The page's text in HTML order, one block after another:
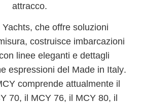
attracco.
Yachts, che offre soluzioni
costruisce imbarcazioni
linee eleganti e dettagli
espressioni del Made in Italy.
comprende attualmente il
70, il MCY 76, il MCY 80, il